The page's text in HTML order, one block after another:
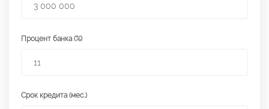
Процент банка (%)
Срок кредита (мес.)